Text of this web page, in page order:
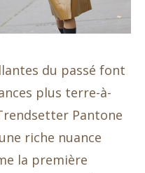
du passé font
plus terre-à-
Pantone
riche nuance
la première